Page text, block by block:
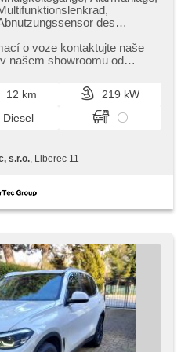
des
odemykání,
Sitze, Standheizung,
o voze kontaktujte naše
našem showroomu od
12 km
219 kW
Diesel
s.r.o. , Liberec 11